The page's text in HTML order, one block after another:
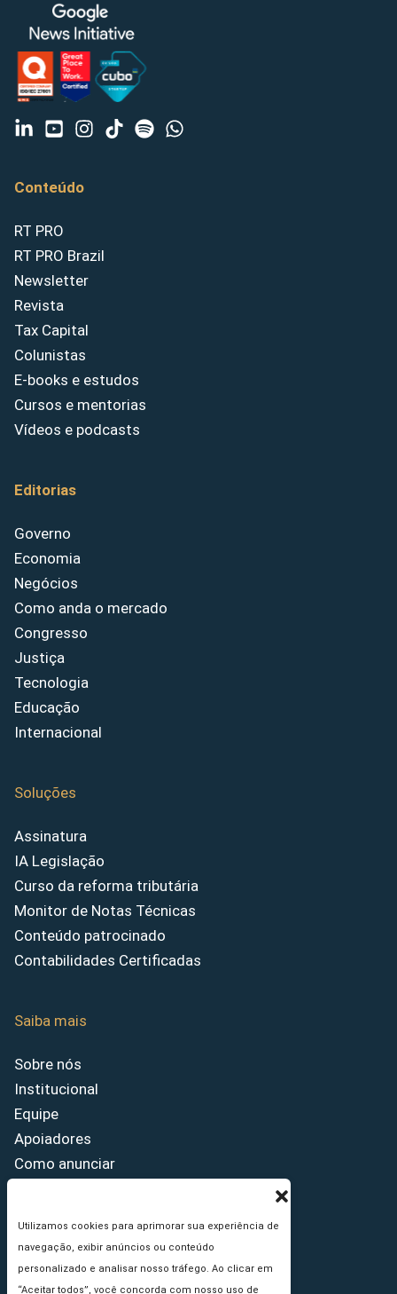
Utilizamos cookies para aprimorar sua experiência de
navegação, exibir anúncios ou conteúdo
personalizado e analisar nosso tráfego. Ao clicar em
“Aceitar todos”, você concorda com nosso uso de
Conteúdo
RT PRO
RT PRO Brazil
Newsletter
Revista
Tax Capital
Colunistas
E-books e estudos
Cursos e mentorias
Vídeos e podcasts
Editorias
Governo
Economia
Negócios
Como anda o mercado
Congresso
Justiça
Tecnologia
Educação
Internacional
Soluções
Assinatura
IA Legislação
Curso da reforma tributária
Monitor de Notas Técnicas
Conteúdo patrocinado
Contabilidades Certificadas
Saiba mais
Sobre nós
Institucional
Equipe
Apoiadores
Como anunciar
Princípios Editoriais